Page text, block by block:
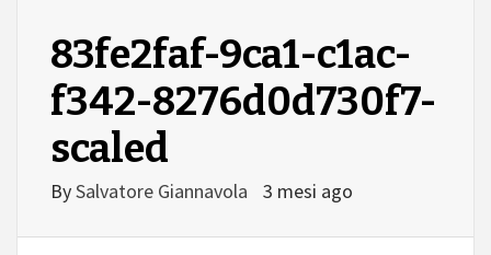
83fe2faf-9ca1-c1ac-
f342-8276d0d730f7-
scaled
BySalvatore Giannavola 3 mesi ago